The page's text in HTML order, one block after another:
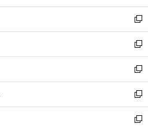
開
く
ウ
で
開
く
ン
ド
ウ
で
開
く
ウ
ィ
ン
ド
ウ
で
開
く
新
し
い
ウ
ィ
ン
ド
ウ
で
新
し
い
ウ
ィ
ン
ド
新
し
い
ウ
ィ
新
し
い
新